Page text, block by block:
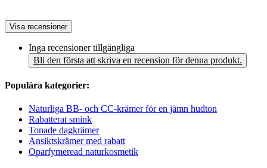
Visa recensioner
Inga recensioner tillgängliga
Bli den första att skriva en recension för denna produkt.
Populära kategorier:
Naturliga BB- och CC-krämer för en jämn hudton
Rabatterat smink
Tonade dagkrämer
Ansiktskrämer med rabatt
Oparfymeread naturkosmetik